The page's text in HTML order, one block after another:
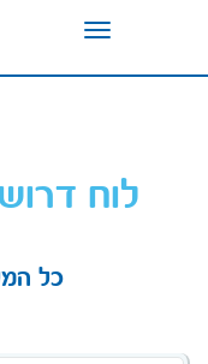
Toggle
לוח
כל